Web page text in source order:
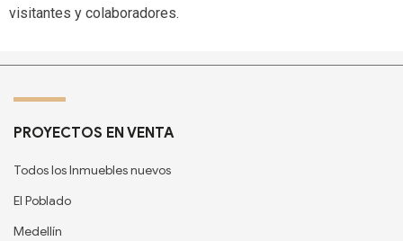
visitantes y colaboradores.
PROYECTOS EN VENTA
Todos los Inmuebles nuevos
El Poblado
Medellín